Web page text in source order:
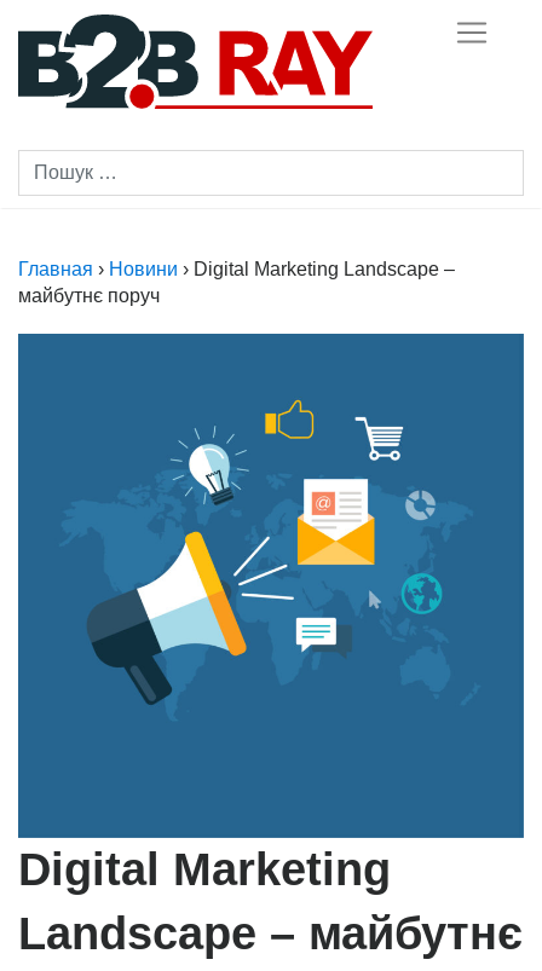
content
Главная › Новини › Digital Marketing Landscape –
майбутнє поруч
Digital Marketing
Landscape – майбутнє